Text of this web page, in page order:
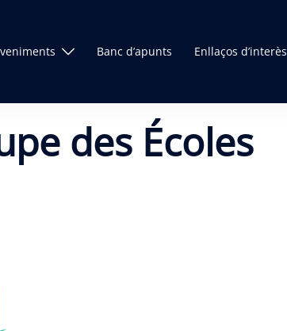
Banc d’apunts Enllaços d’interès
des Écoles